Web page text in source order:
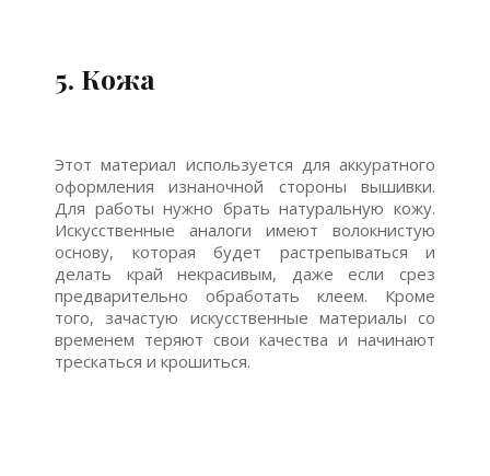
5. Кожа
Этот материал используется для аккуратного
оформления изнаночной стороны вышивки.
Для работы нужно брать натуральную кожу.
Искусственные аналоги имеют волокнистую
основу, которая будет растрепываться и
делать край некрасивым, даже если срез
предварительно обработать клеем. Кроме
того, зачастую искусственные материалы со
временем теряют свои качества и начинают
трескаться и крошиться.